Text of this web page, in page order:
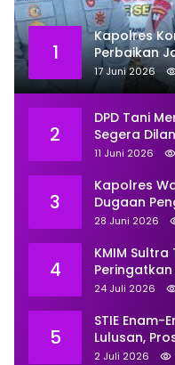
1
Kapolres
Perbaikan
Titik Rusak
17 Juni 2026
2
DPD Tani
Segera
11 Juni 2026
3
Kapolres
Dugaan
Dua
28 Juni 2026
4
KMIM
Proses
24 Juli 2026
5
STIE Enam-
Lulusan,
Universitas
2 Juli 2026